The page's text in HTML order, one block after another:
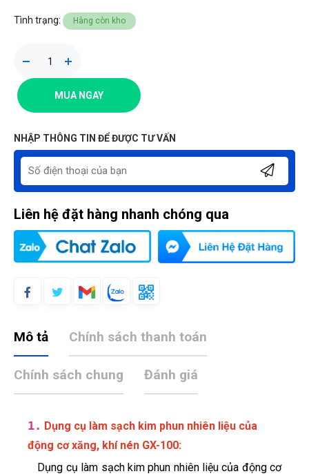
Tình trạng: Hàng còn kho
MUA NGAY
NHẬP THÔNG TIN ĐỂ ĐƯỢC TƯ VẤN
Liên hệ đặt hàng nhanh chóng qua
Mô tả Chính sách thanh toán
Chính sách chung Đánh giá
1. Dụng cụ làm sạch kim phun nhiên liệu của
động cơ xăng, khí nén GX-100:
Dụng cụ làm sạch kim phun nhiên liệu của động cơ